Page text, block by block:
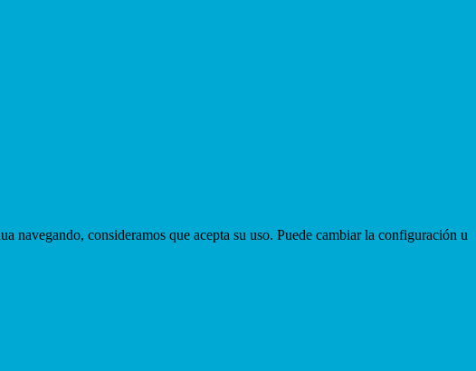
navegando, consideramos que acepta su uso. Puede cambiar la configuración u